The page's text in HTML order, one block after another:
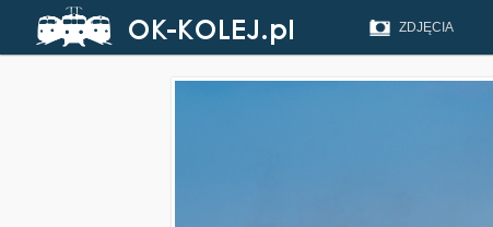
ZDJĘCIA